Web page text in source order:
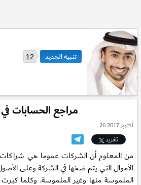
12
مراجع الحسابات
26 أكتوبر 2017
تغريد
من المعلوم أن الشركات عموما هي
الأموال التي يتم ضخها في الشركة وعلى
الملموسة منها وغير الملموسة. وكلما